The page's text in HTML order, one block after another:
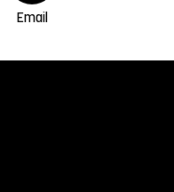
Email